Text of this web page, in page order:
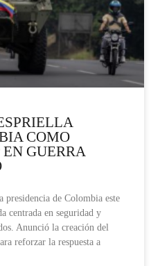
COMO
GUERRA
de Colombia este
centrada en seguridad y
Anunció la creación del
reforzar la respuesta a